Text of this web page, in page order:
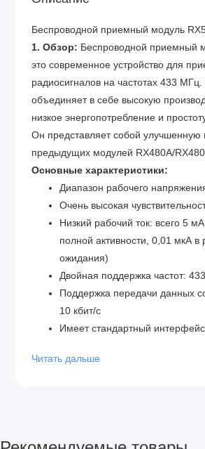
Беспроводной приемный модуль
1. Обзор: Беспроводной приемный
это современное устройство для
радиосигналов на частотах 433
объединяет в себе высокую
низкое энергопотребление и
Он представляет собой улучшенную
предыдущих модулей RX480A/
Основные характеристики:
Диапазон рабочего
Очень высокая
Низкий рабочий ток: всего 5
полной активности, 0,01 мкА в
ожидания)
Двойная поддержка частот:
Поддержка передачи данных
10 кбит/с
Имеет стандартный
Низкий уровень излучения
Читать дальше